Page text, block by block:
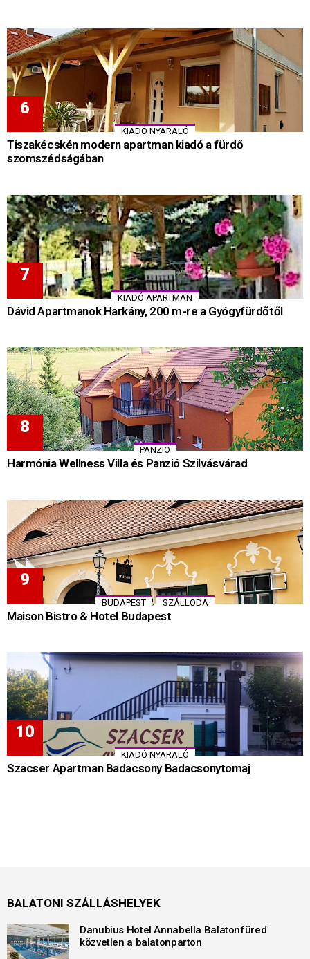
KIADÓ NYARALÓ
Tiszakécskén modern apartman kiadó a fürdő
szomszédságában
KIADÓ APARTMAN
Dávid Apartmanok Harkány, 200 m-re a Gyógyfürdőtől
PANZIÓ
Harmónia Wellness Villa és Panzió Szilvásvárad
BUDAPEST , SZÁLLODA
Maison Bistro & Hotel Budapest
KIADÓ NYARALÓ
Szacser Apartman Badacsony Badacsonytomaj
BALATONI SZÁLLÁSHELYEK
Danubius Hotel Annabella Balatonfüred
közvetlen a balatonparton